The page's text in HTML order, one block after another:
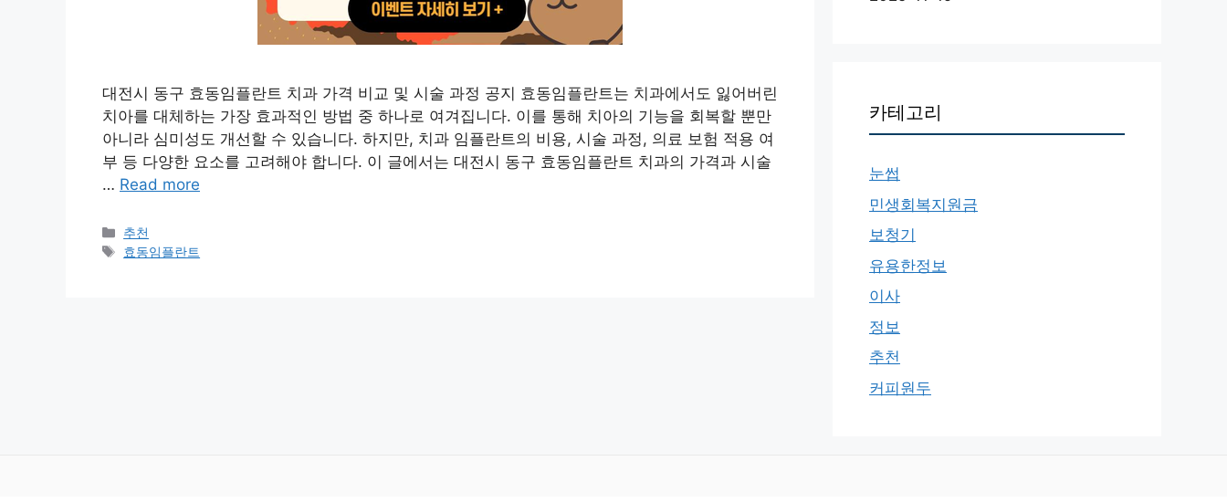
대전시 동구 효동임플란트 치과 가격 비교 및 시술 과정 공지 효동임플란트는 치과에서도 잃어버린
치아를 대체하는 가장 효과적인 방법 중 하나로 여겨집니다. 이를 통해 치아의 기능을 회복할 뿐만
아니라 심미성도 개선할 수 있습니다. 하지만, 치과 임플란트의 비용, 시술 과정, 의료 보험 적용 여
부 등 다양한 요소를 고려해야 합니다. 이 글에서는 대전시 동구 효동임플란트 치과의 가격과 시술
… Read more
카
테
추천
태
효동임플란트
카테고리
눈썹
민생회복지원금
보청기
유용한정보
이사
정보
추천
커피원두